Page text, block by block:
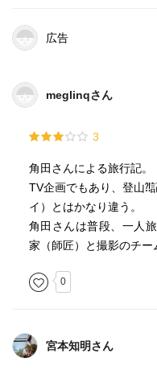
広告
meglinqさん
3
角田さんによる旅行記。
TV企画でもあり、登山⁈
イ）とはかなり違う。
角田さんは普段、一人
家（師匠）と撮影のチー
0
宮本知明さん